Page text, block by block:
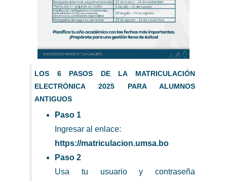
LOS 6 PASOS DE LA MATRICULACIÓN
ELECTRÓNICA 2025 PARA ALUMNOS
ANTIGUOS
Paso 1
Ingresar al enlace:
https://matriculacion.umsa.bo
Paso 2
Usa tu usuario y contraseña